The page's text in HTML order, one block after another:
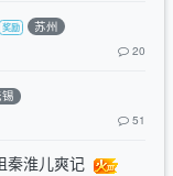
苏州
20
51
秦淮儿爽记